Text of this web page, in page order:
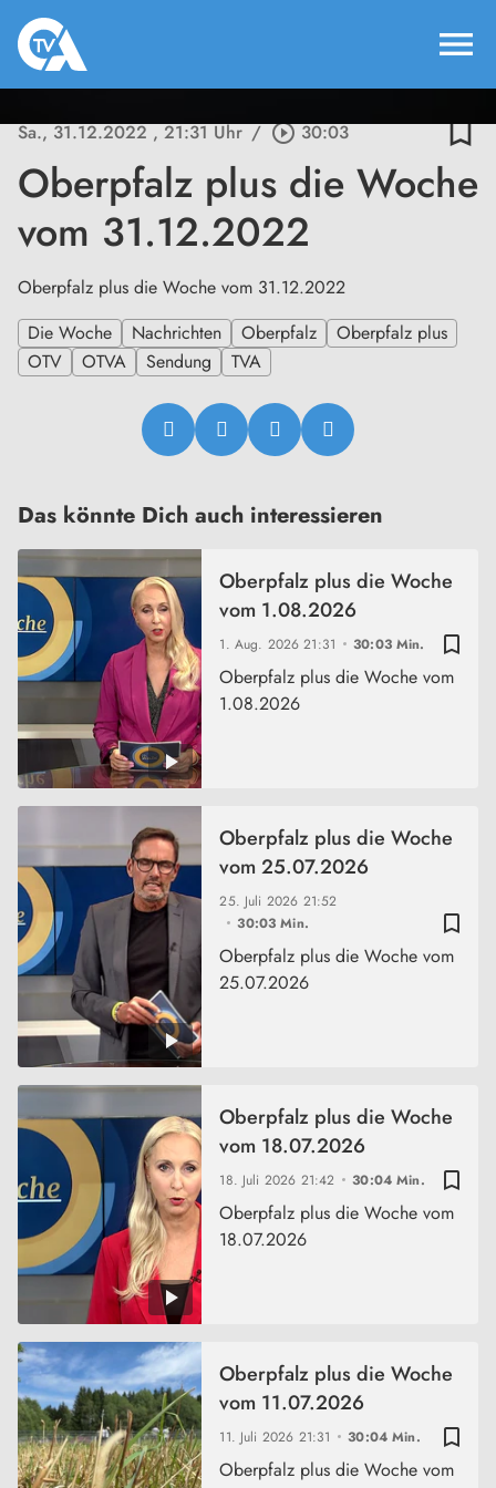
menu
Sa., 31.12.2022, 21:31 Uhr / play_circle_outline30:03 bookmark_border
Oberpfalz plus die Woche
vom 31.12.2022
Oberpfalz plus die Woche vom 31.12.2022
Die Woche
Nachrichten Oberpfalz
Oberpfalz plus
OTV
OTVA Sendung TVA
Das könnte Dich auch interessieren
bookmark_border
1. Aug. 202621:31 30:03 Min.
Oberpfalz plus die Woche
vom 1.08.2026
Oberpfalz plus die Woche vom
1.08.2026
bookmark_border
25. Juli 2026 21:52
30:03 Min.
Oberpfalz plus die Woche
vom 25.07.2026
Oberpfalz plus die Woche vom
25.07.2026
bookmark_border
18. Juli 2026 21:42 30:04 Min.
Oberpfalz plus die Woche
vom 18.07.2026
Oberpfalz plus die Woche vom
18.07.2026
bookmark_border
11. Juli 2026 21:31 30:04 Min.
Oberpfalz plus die Woche
vom 11.07.2026
Oberpfalz plus die Woche vom